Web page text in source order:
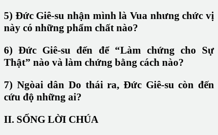
5) Đức Giê-su nhận mình là Vua nhưng chức vị
này có những phẩm chất nào?
6) Đức Giê-su đến để “Làm chứng cho Sự
Thật” nào và làm chứng bằng cách nào?
7) Ngòai dân Do thái ra, Đức Giê-su còn đến
cứu độ những ai?
II. SỐNG LỜI CHÚA